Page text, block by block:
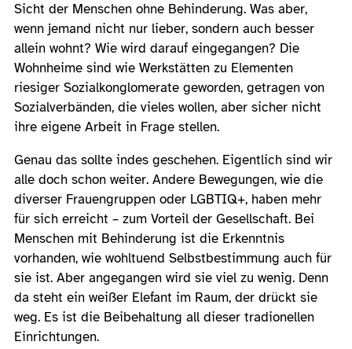
Sicht der Menschen ohne Behinderung. Was aber,
wenn jemand nicht nur lieber, sondern auch besser
allein wohnt? Wie wird darauf eingegangen? Die
Wohnheime sind wie Werkstätten zu Elementen
riesiger Sozialkonglomerate geworden, getragen von
Sozialverbänden, die vieles wollen, aber sicher nicht
ihre eigene Arbeit in Frage stellen.
Genau das sollte indes geschehen. Eigentlich sind wir
alle doch schon weiter. Andere Bewegungen, wie die
diverser Frauengruppen oder LGBTIQ+, haben mehr
für sich erreicht – zum Vorteil der Gesellschaft. Bei
Menschen mit Behinderung ist die Erkenntnis
vorhanden, wie wohltuend Selbstbestimmung auch für
sie ist. Aber angegangen wird sie viel zu wenig. Denn
da steht ein weißer Elefant im Raum, der drückt sie
weg. Es ist die Beibehaltung all dieser tradionellen
Einrichtungen.